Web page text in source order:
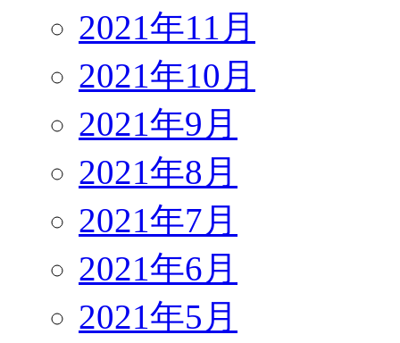
2021年11月
2021年10月
2021年9月
2021年8月
2021年7月
2021年6月
2021年5月